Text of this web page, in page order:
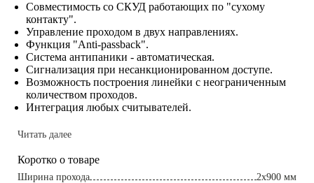
Совместимость со СКУД работающих по "сухому
контакту".
Управление проходом в двух направлениях.
Функция "Anti-passback".
Система антипаники - автоматическая.
Сигнализация при несанкционированном доступе.
Возможность построения линейки с неограниченным
количеством проходов.
Интеграция любых считывателей.
Читать далее
Коротко о товаре
Ширина прохода
2х900 мм